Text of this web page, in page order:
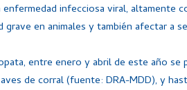
enfermedad infecciosa viral, altamente
en animales y también afectar a
entre enero y abril de este año se
de corral (fuente: DRA-MDD), y